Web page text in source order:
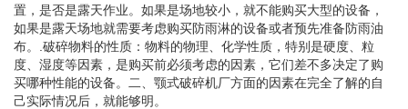
置，是否是露天作业。如果是场地较小，就不能购买大型的设备，
如果是露天场地就需要考虑购买防雨淋的设备或者预先准备防雨油
布。.破碎物料的性质：物料的物理、化学性质，特别是硬度、粒
度、湿度等因素，是购买前必须考虑的因素，它们差不多决定了购
买哪种性能的设备。二、颚式破碎机厂方面的因素在完全了解的自
己实际情况后，就能够明。